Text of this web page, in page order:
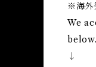
※海外
We
below.
↓